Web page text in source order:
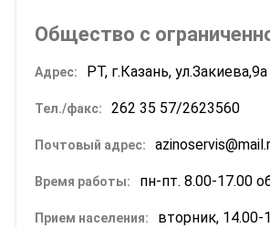
Общество с
Адрес: РТ, г.Казань,
Тел./факс: 262 35 57/2623560
Почтовый адрес:
Время работы: пн-пт. 8.00-17.00
Прием населения:
вторник, 14.00-